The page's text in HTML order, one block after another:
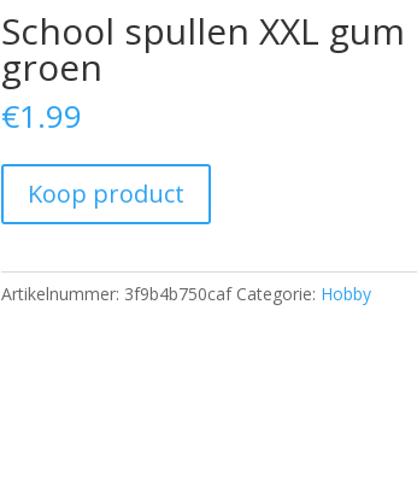
School spullen XXL gum
groen
€1.99
Koop product
Artikelnummer: 3f9b4b750caf Categorie: Hobby